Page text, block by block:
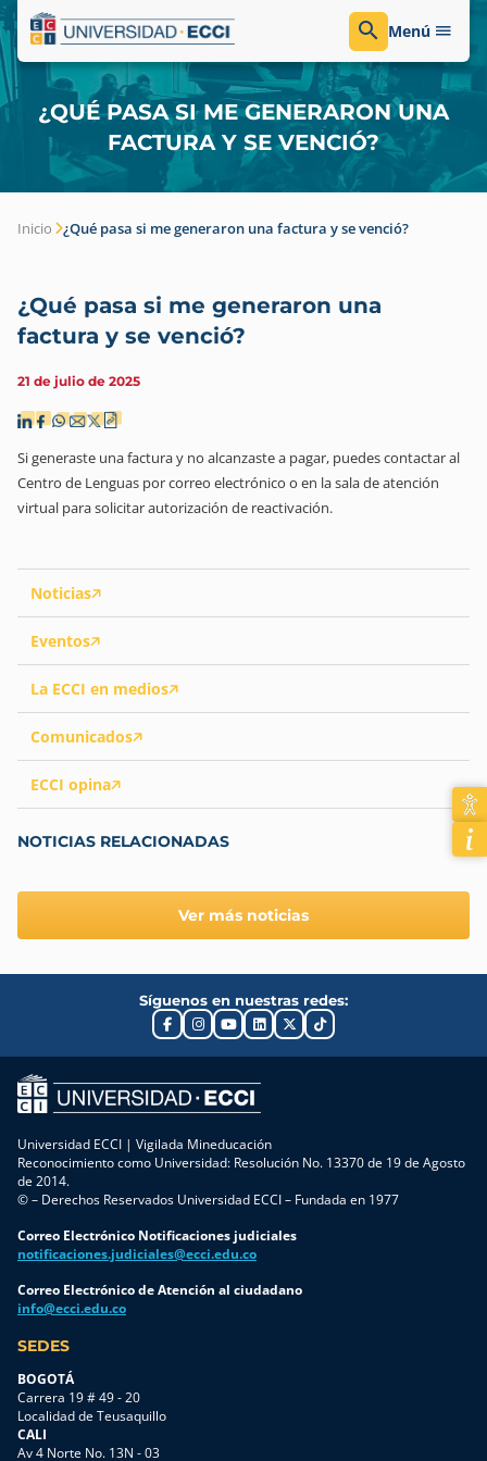
Menú
¿QUÉ PASA SI ME GENERARON UNA
FACTURA Y SE VENCIÓ?
Inicio ¿Qué pasa si me generaron una factura y se venció?
Noticias
Eventos
La ECCI en medios
Comunicados
ECCI opina
NOTICIAS RELACIONADAS
Ver más noticias
¿Qué pasa si me generaron una
factura y se venció?
21 de julio de 2025
Si generaste una factura y no alcanzaste a pagar, puedes contactar al
Centro de Lenguas por correo electrónico o en la sala de atención
virtual para solicitar autorización de reactivación.
Síguenos en nuestras redes:
Universidad ECCI | Vigilada Mineducación
Reconocimiento como Universidad: Resolución No. 13370 de 19 de Agosto
de 2014.
© – Derechos Reservados Universidad ECCI – Fundada en 1977
Correo Electrónico Notificaciones judiciales
notificaciones.judiciales@ecci.edu.co
Correo Electrónico de Atención al ciudadano
info@ecci.edu.co
SEDES
BOGOTÁ
Carrera 19 # 49 - 20
Localidad de Teusaquillo
CALI
Av 4 Norte No. 13N - 03